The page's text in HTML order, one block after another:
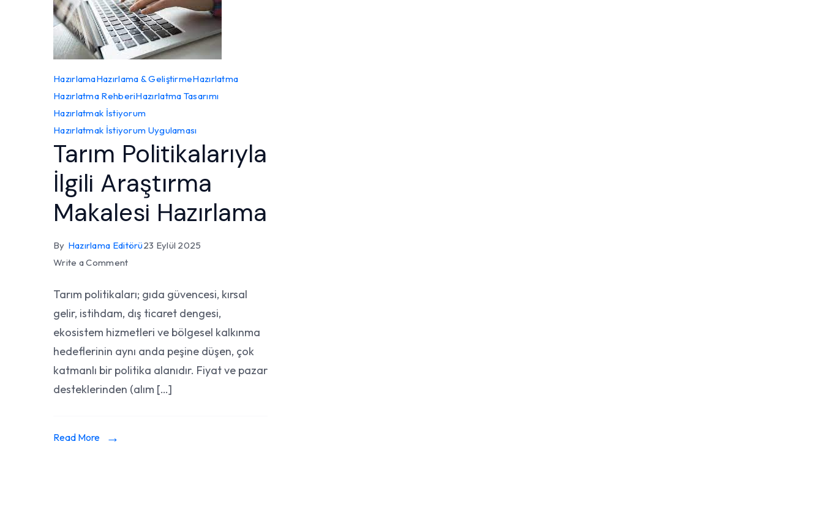
HazırlamaHazırlama & GeliştirmeHazırlatma
Hazırlatma RehberiHazırlatma Tasarımı
Hazırlatmak İstiyorum
Hazırlatmak İstiyorum Uygulaması
Tarım Politikalarıyla
İlgili Araştırma
Makalesi Hazırlama
By Hazırlama Editörü23 Eylül 2025
Write a Commenton
Politikalarıyla
İlgili
Araştırma
Makalesi
Hazırlama
Tarım politikaları; gıda güvencesi, kırsal
gelir, istihdam, dış ticaret dengesi,
ekosistem hizmetleri ve bölgesel kalkınma
hedeflerinin aynı anda peşine düşen, çok
katmanlı bir politika alanıdır. Fiyat ve pazar
desteklerinden (alım […]
Read More